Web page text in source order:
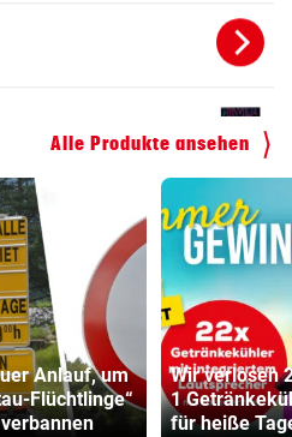
Alle Produkte ansehen
Anlauf, um
Flüchtlinge“
Wir verlosen
1
für heiße